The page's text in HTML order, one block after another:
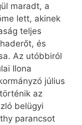
maradt, a
lett, akinek
teljes
és
Az utóbbiról
Ilona
július
az
belügyi
parancsot